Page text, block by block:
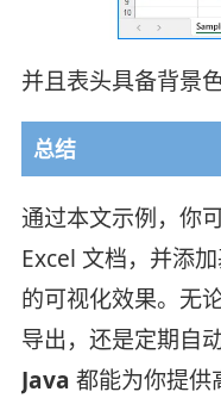
并且表头具备背景
总结
通过本文示例，你
Excel 文档，并添
的可视化效果。无
导出，还是定期自
Java 都能为你提供